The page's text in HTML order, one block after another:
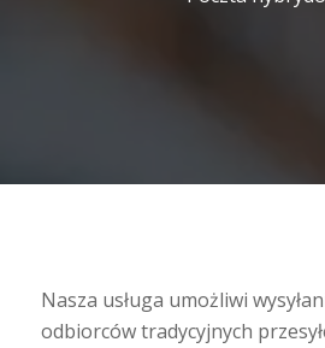
Nasza usługa umożliwi
odbiorców tradycyjnych